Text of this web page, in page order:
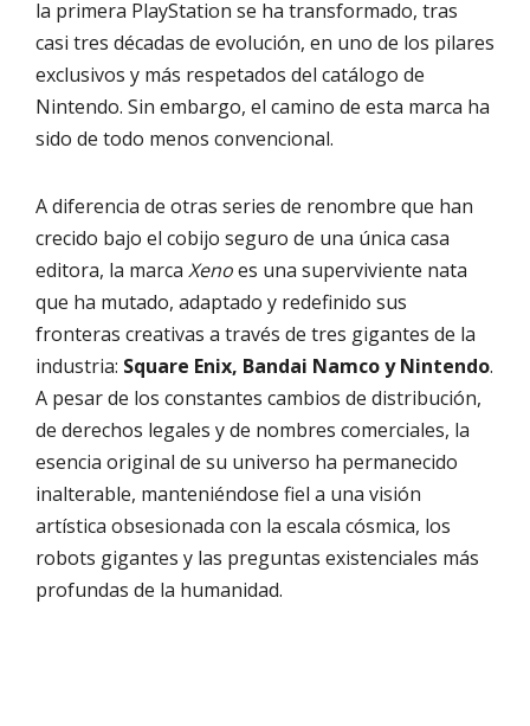
la primera PlayStation se ha transformado, tras
casi tres décadas de evolución, en uno de los pilares
exclusivos y más respetados del catálogo de
Nintendo. Sin embargo, el camino de esta marca ha
sido de todo menos convencional.
A diferencia de otras series de renombre que han
crecido bajo el cobijo seguro de una única casa
editora, la marca Xenoes una superviviente nata
que ha mutado, adaptado y redefinido sus
fronteras creativas a través de tres gigantes de la
industria: Square Enix, Bandai Namco y Nintendo.
A pesar de los constantes cambios de distribución,
de derechos legales y de nombres comerciales, la
esencia original de su universo ha permanecido
inalterable, manteniéndose fiel a una visión
artística obsesionada con la escala cósmica, los
robots gigantes y las preguntas existenciales más
profundas de la humanidad.